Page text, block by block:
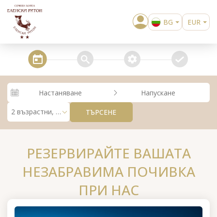
BG
EUR
steps_calendar search extra_services confirm
Настаняване Напускане
2 възрастни, 0 деца ТЪРСЕНЕ
РЕЗЕРВИРАЙТЕ ВАШАТА
НЕЗАБРАВИМА ПОЧИВКА
ПРИ НАС